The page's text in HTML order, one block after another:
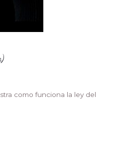
como funciona la ley del